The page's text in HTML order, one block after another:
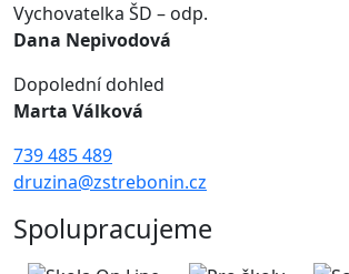
Vychovatelka ŠD – odp.
Dana Nepivodová
Dopolední dohled
Marta Válková
739 485 489
druzina@zstrebonin.cz
Spolupracujeme